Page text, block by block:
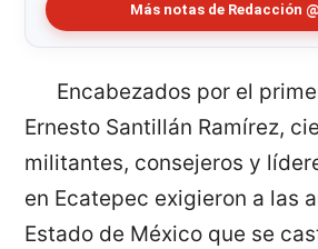
Más notas de Redacción
Encabezados por el
Ernesto Santillán Ramírez,
militantes, consejeros y
en Ecatepec exigieron a las
Estado de México que se